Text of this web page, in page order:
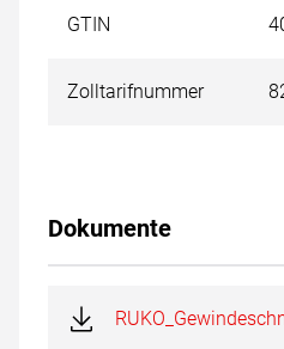
GTIN
Zolltarifnummer
Dokumente